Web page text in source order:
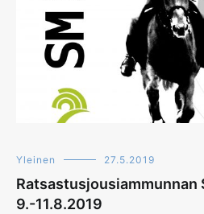
Yleinen 27.5.2019
Ratsastusjousiammunnan
9.-11.8.2019